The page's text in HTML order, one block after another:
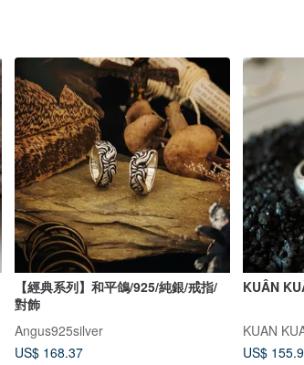
【經典系列】和平鴿/925/純銀/戒指/
對飾
Angus925silver
US$ 168.37
KUÂN
KUAN
US$